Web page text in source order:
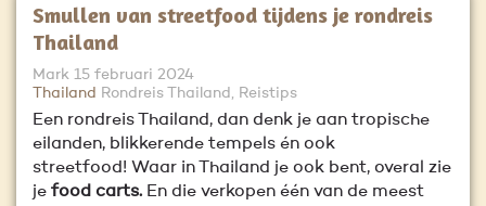
Smullen van streetfood tijdens je rondreis
Thailand
Mark 15 februari 2024
Thailand Rondreis Thailand, Reistips
Een rondreis Thailand, dan denk je aan tropische
eilanden, blikkerende tempels én ook
streetfood! Waar in Thailand je ook bent, overal zie
je food carts. En die verkopen één van de meest